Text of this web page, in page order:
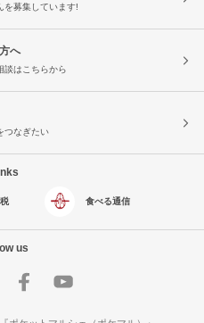
を募集しています!
へ
談はこちらから
つなぎたい
食べる通信
us